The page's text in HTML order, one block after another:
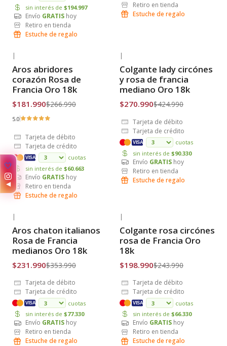
sin interés de $194.997
Envío GRATIS hoy
Retiro en tienda
Estuche de regalo
Retiro en tienda
Estuche de regalo
Envío Gratis
|
Aros abridores
corazón Rosa de
Francia Oro 18k
$181.990$266.990
5.0
Tarjeta de débito
Tarjeta de crédito
VISA
cuotas
sin interés de $60.663
Envío GRATIS hoy
Retiro en tienda
Estuche de regalo
Envío Gratis
|
Colgante lady circónes
y rosa de francia
mediano Oro 18k
$270.990$424.990
Tarjeta de débito
Tarjeta de crédito
VISA
cuotas
sin interés de $90.330
Envío GRATIS hoy
Retiro en tienda
Estuche de regalo
Envío Gratis
|
Aros chaton italianos
Rosa de Francia
medianos Oro 18k
$231.990$353.990
Tarjeta de débito
Tarjeta de crédito
VISA
cuotas
sin interés de $77.330
Envío GRATIS hoy
Retiro en tienda
Estuche de regalo
Envío Gratis
|
Colgante rosa circónes
rosa de Francia Oro
18k
$198.990$243.990
Tarjeta de débito
Tarjeta de crédito
VISA
cuotas
sin interés de $66.330
Envío GRATIS hoy
Retiro en tienda
Estuche de regalo
🤍
◀